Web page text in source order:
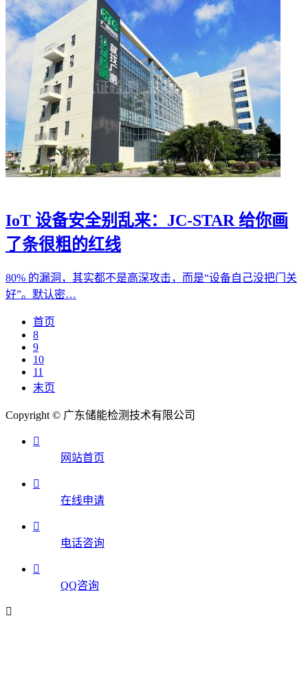
IoT 设备安全别乱来：JC-STAR 给你画
了条很粗的红线
80% 的漏洞，其实都不是高深攻击，而是“设备自己没把门关
好”。默认密…
首页
8
9
10
11
末页
Copyright © 广东储能检测技术有限公司

网站首页

在线申请

电话咨询

QQ咨询
